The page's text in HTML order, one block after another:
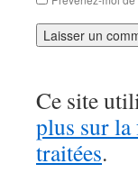
Ce site
plus sur la
traitées.